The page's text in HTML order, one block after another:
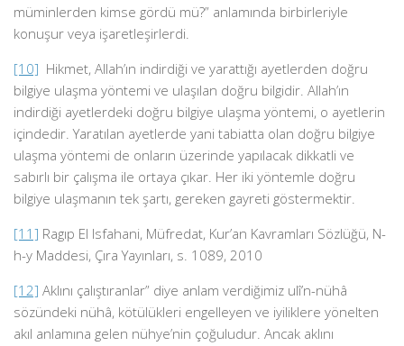
müminlerden kimse gördü mü?” anlamında birbirleriyle
konuşur veya işaretleşirlerdi.
[10] Hikmet, Allah’ın indirdiği ve yarattığı ayetlerden doğru
bilgiye ulaşma yöntemi ve ulaşılan doğru bilgidir. Allah’ın
indirdiği ayetlerdeki doğru bilgiye ulaşma yöntemi, o ayetlerin
içindedir. Yaratılan ayetlerde yani tabiatta olan doğru bilgiye
ulaşma yöntemi de onların üzerinde yapılacak dikkatli ve
sabırlı bir çalışma ile ortaya çıkar. Her iki yöntemle doğru
bilgiye ulaşmanın tek şartı, gereken gayreti göstermektir.
[11] Ragıp El Isfahani, Müfredat, Kur’an Kavramları Sözlüğü, N-
h-y Maddesi, Çıra Yayınları, s. 1089, 2010
[12] Aklını çalıştıranlar” diye anlam verdiğimiz ulî’n-nühâ
sözündeki nühâ, kötülükleri engelleyen ve iyiliklere yönelten
akıl anlamına gelen nühye’nin çoğuludur. Ancak aklını